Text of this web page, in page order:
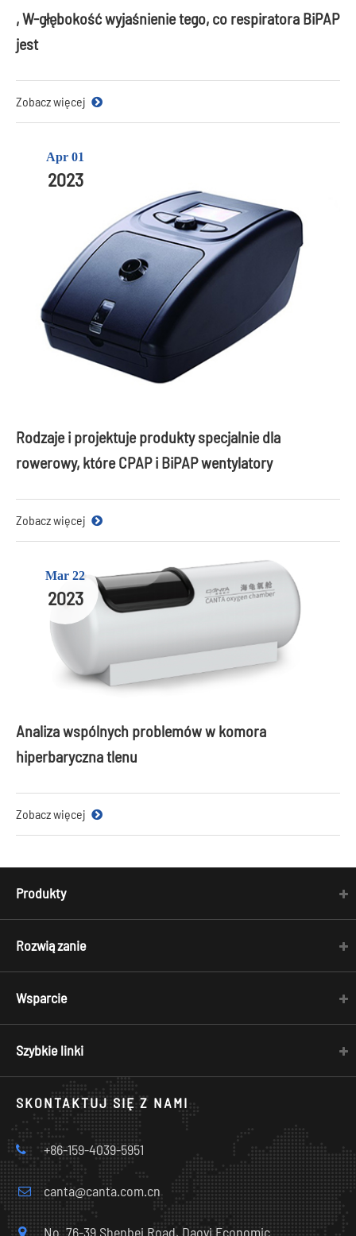
, W-głębokość wyjaśnienie tego, co respiratora BiPAP
jest
Zobacz więcej
Apr 01
2023
Rodzaje i projektuje produkty specjalnie dla
rowerowy, które CPAP i BiPAP wentylatory
Zobacz więcej
Mar 22
2023
Analiza wspólnych problemów w komora
hiperbaryczna tlenu
Zobacz więcej
Produkty
Rozwiązanie
Wsparcie
Szybkie linki
SKONTAKTUJ SIĘ Z NAMI
+86-159-4039-5951
canta@canta.com.cn
No. 76-39 Shenbei Road, Daoyi Economic